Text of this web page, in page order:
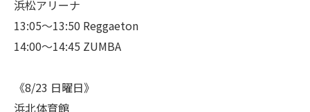
浜松アリーナ
13:05〜13:50 Reggaeton
14:00〜14:45 ZUMBA
《8/23 日曜日》
浜北体育館